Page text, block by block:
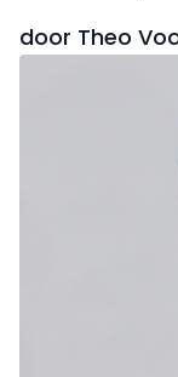
door Theo